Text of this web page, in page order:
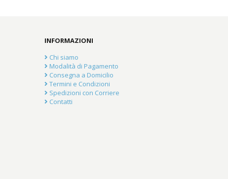
INFORMAZIONI
Chi siamo
Modalità di Pagamento
Consegna a Domicilio
Termini e Condizioni
Spedizioni con Corriere
Contatti